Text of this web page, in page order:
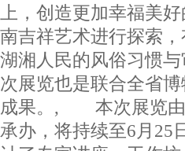
上，创造更加幸福
南吉祥艺术进行探索
湖湘人民的风俗习惯
次展览也是联合全省
成果。, 本次展览由
承办，将持续至6月25